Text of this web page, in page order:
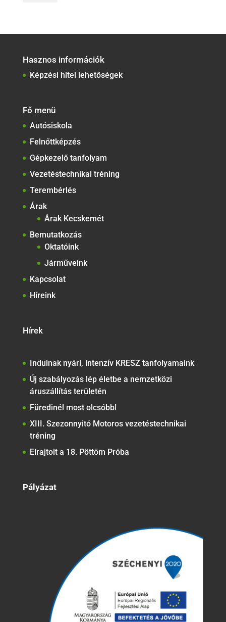
Hasznos információk
Képzési hitel lehetőségek
Fő menü
Autósiskola
Felnőttképzés
Gépkezelő tanfolyam
Vezetéstechnikai tréning
Terembérlés
Árak
Árak Kecskemét
Bemutatkozás
Oktatóink
Járműveink
Kapcsolat
Híreink
Hírek
Indulnak nyári, intenzív KRESZ tanfolyamaink
Új szabályozás lép életbe a nemzetközi
áruszállítás területén
Füredinél most olcsóbb!
XIII. Szezonnyitó Motoros vezetéstechnikai
tréning
Elrajtolt a 18. Pöttöm Próba
Pályázat